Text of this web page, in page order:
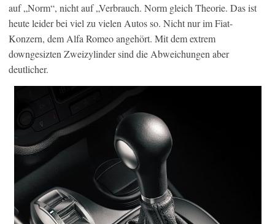
auf „Norm“, nicht auf „Verbrauch. Norm gleich Theorie. Das ist
heute leider bei viel zu vielen Autos so. Nicht nur im Fiat-
Konzern, dem Alfa Romeo angehört. Mit dem extrem
downgesizten Zweizylinder sind die Abweichungen aber
deutlicher.